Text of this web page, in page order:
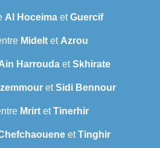
Al Hoceima etGuercif
Mideltet Azrou
HarroudaetSkhirate
etSidi Bennour
MrirtetTinerhir
etTinghir